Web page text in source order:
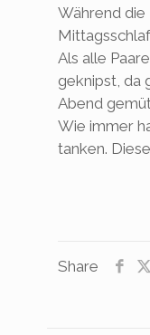
Während die
Als alle
geknipst, da
Abend
Wie immer
tanken.
Share